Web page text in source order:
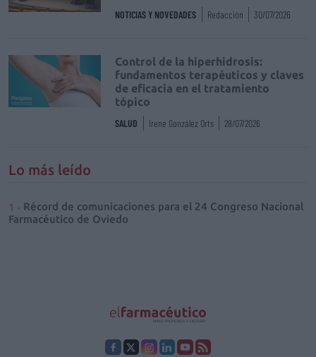
NOTICIAS Y NOVEDADES Redacción 30/07/2026
Control de la hiperhidrosis:
fundamentos terapéuticos y claves
de eficacia en el tratamiento
tópico
SALUD Irene González Orts 28/07/2026
Lo más leído
Récord de comunicaciones para el 24 Congreso Nacional
Farmacéutico de Oviedo